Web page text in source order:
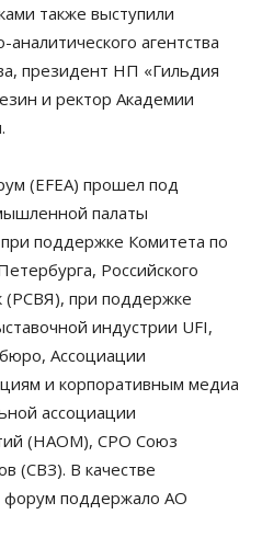
также выступили
агентства
президент НП «Гильдия
и ректор Академии
(EFEA) прошел под
палаты
поддержке Комитета по
Российского
(РСВЯ), при поддержке
индустрии UFI,
Ассоциации
и корпоративным медиа
ассоциации
(НАОМ), СРО Союз
(СВЗ). В качестве
форум поддержало АО